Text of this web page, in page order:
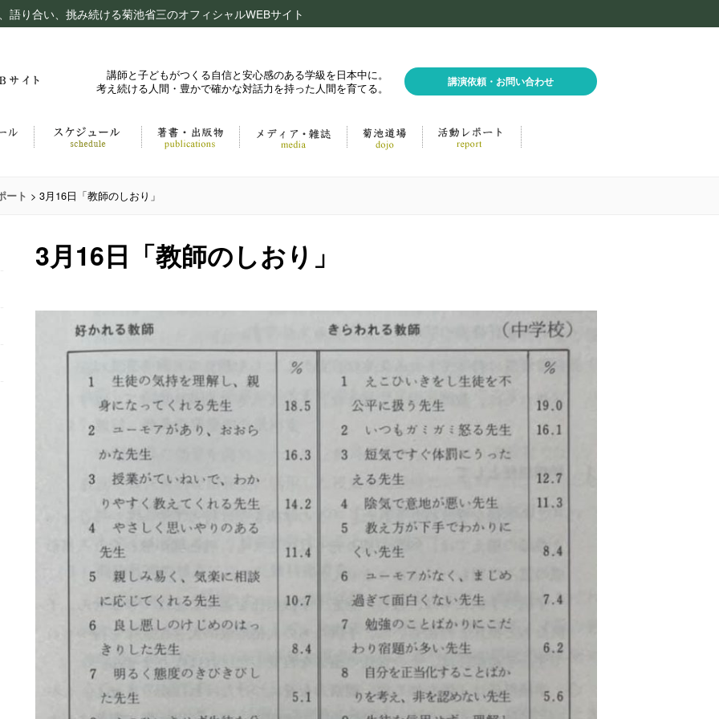
講師と子どもがつくる自信と安心感のある学級を日本中に。
考え続ける人間・豊かで確かな対話力を持った人間を育てる。
講演依頼・お問い合わせ
り合い、挑み続ける菊池省三のオフィシャルWEBサイト
ート > 3月16日「教師のしおり」
3月16日「教師のしおり」